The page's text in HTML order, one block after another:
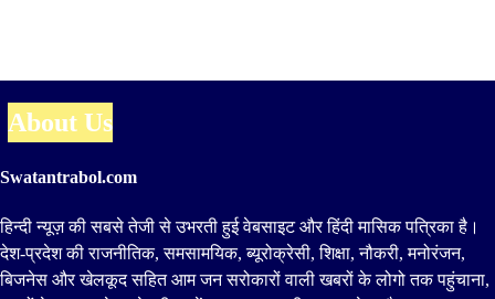
About Us
Swatantrabol.com
हिन्दी न्यूज़ की सबसे तेजी से उभरती हुई वेबसाइट और हिंदी मासिक पत्रिका है।
देश-प्रदेश की राजनीतिक, समसामयिक, ब्यूरोक्रेसी, शिक्षा, नौकरी, मनोरंजन,
बिजनेस और खेलकूद सहित आम जन सरोकारों वाली खबरों के लोगो तक पहुंचाना,